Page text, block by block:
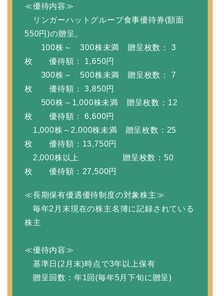
≪優待内容≫
リンガーハットグループ食事優待券(額面
550円)の贈呈。
100株～ 300株未満 贈呈枚数： 3
枚 優待額： 1,650円
300株～ 500株未満 贈呈枚数： 7
枚 優待額： 3,850円
500株～1,000株未満 贈呈枚数：12
枚 優待額： 6,600円
1,000株～2,000株未満 贈呈枚数：25
枚 優待額：13,750円
2,000株以上 贈呈枚数：50
枚 優待額：27,500円
≪長期保有優遇優待制度の対象株主≫
毎年2月末現在の株主名簿に記録されている
株主
≪優待内容≫
基準日(2月末)時点で3年以上保有
贈呈回数：年1回(毎年5月下旬に贈呈)